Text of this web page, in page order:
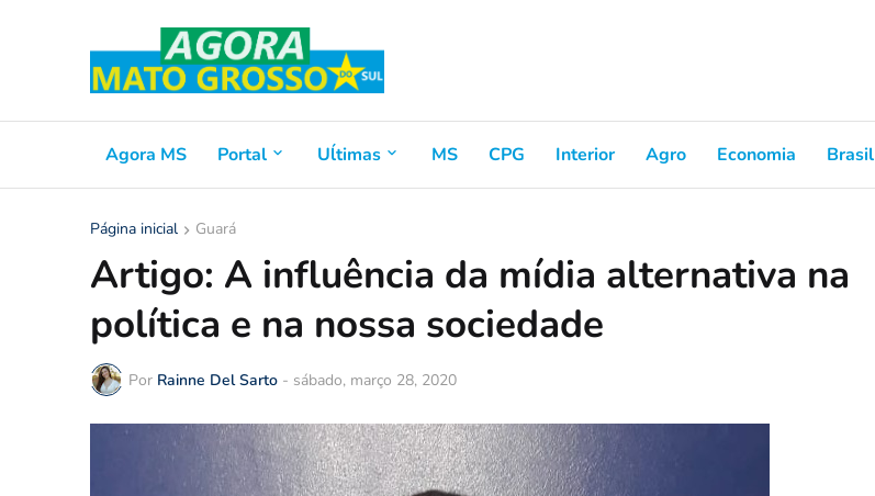
Agora MS Portal Uĺtimas MS CPG Interior Agro Economia Brasil
Página inicial Guará
Artigo: A influência da mídia alternativa na
política e na nossa sociedade
Por Rainne Del Sarto - sábado, março 28, 2020